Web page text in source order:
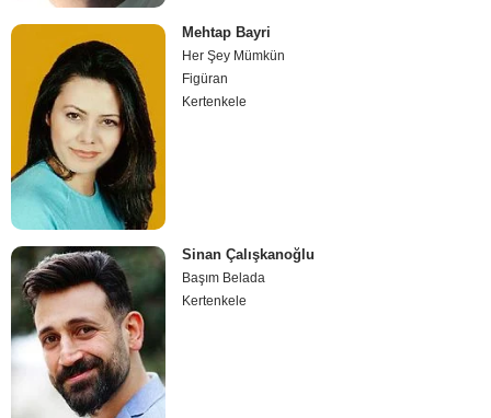
Mehtap Bayri
Her Şey Mümkün
Figüran
Kertenkele
Sinan Çalışkanoğlu
Başım Belada
Kertenkele